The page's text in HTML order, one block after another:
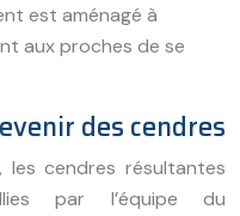
est aménagé à
aux proches de se
des cendres
les cendres résultantes
par l’équipe du